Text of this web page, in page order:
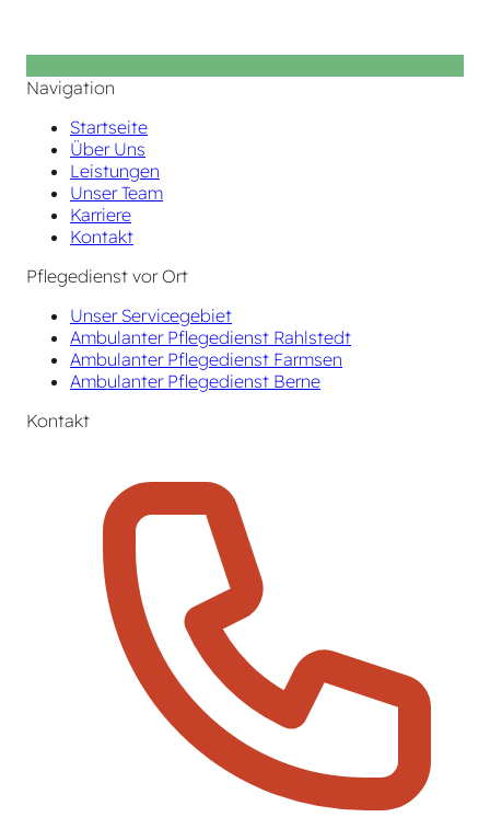
Navigation
Startseite
Über Uns
Leistungen
Unser Team
Karriere
Kontakt
Pflegedienst vor Ort
Unser Servicegebiet
Ambulanter Pflegedienst Rahlstedt
Ambulanter Pflegedienst Farmsen
Ambulanter Pflegedienst Berne
Kontakt